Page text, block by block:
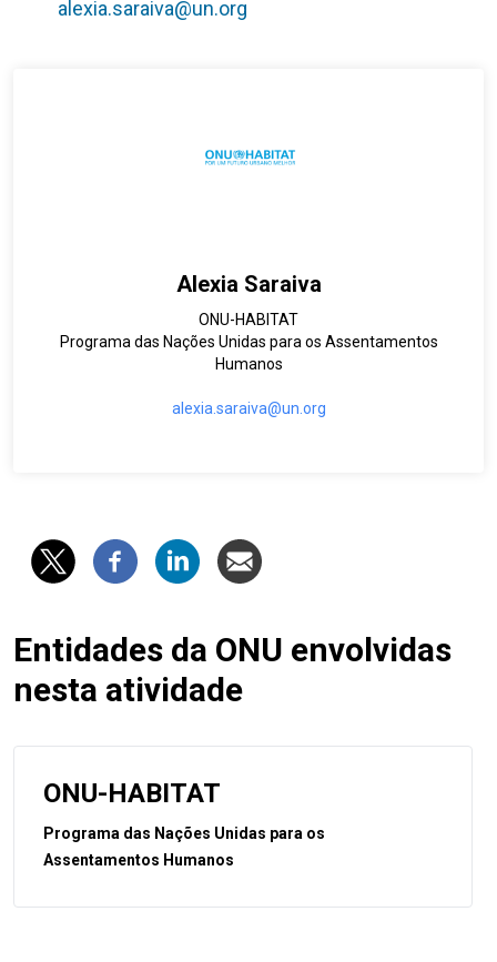
alexia.saraiva@un.org
Alexia Saraiva
ONU-HABITAT
Programa das Nações Unidas para os Assentamentos
Humanos
alexia.saraiva@un.org
Entidades da ONU envolvidas
nesta atividade
ONU-HABITAT
Programa das Nações Unidas para os
Assentamentos Humanos